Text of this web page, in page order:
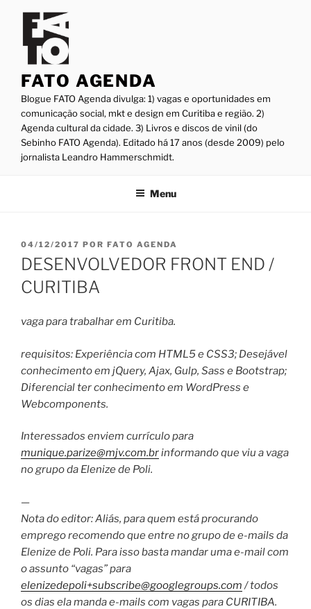
conteúdo
FATO AGENDA
Blogue FATO Agenda divulga: 1) vagas e oportunidades em
comunicação social, mkt e design em Curitiba e região. 2)
Agenda cultural da cidade. 3) Livros e discos de vinil (do
Sebinho FATO Agenda). Editado há 17 anos (desde 2009) pelo
jornalista Leandro Hammerschmidt.
Menu
PUBLICADO
EM
04/12/2017 POR FATO AGENDA
DESENVOLVEDOR FRONT END /
CURITIBA
vaga para trabalhar em Curitiba.
requisitos: Experiência com HTML5 e CSS3; Desejável
conhecimento em jQuery, Ajax, Gulp, Sass e Bootstrap;
Diferencial ter conhecimento em WordPress e
Webcomponents.
Interessados enviem currículo para
munique.parize@mjv.com.brinformando que viu a vaga
no grupo da Elenize de Poli.
—
Nota do editor: Aliás, para quem está procurando
emprego recomendo que entre no grupo de e-mails da
Elenize de Poli. Para isso basta mandar uma e-mail com
o assunto “vagas” para
elenizedepoli+subscribe@googlegroups.com / todos
os dias ela manda e-mails com vagas para CURITIBA.